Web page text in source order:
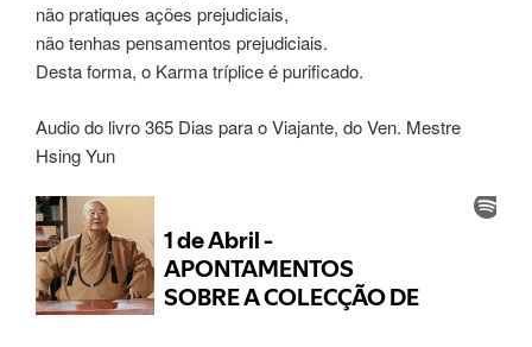
não pratiques ações prejudiciais,
não tenhas pensamentos prejudiciais.
Desta forma, o Karma tríplice é purificado.
Audio do livro 365 Dias para o Viajante, do Ven. Mestre
Hsing Yun